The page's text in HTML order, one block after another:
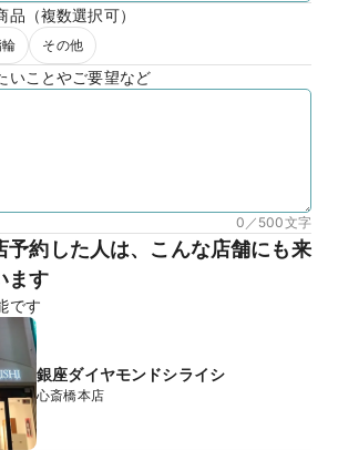
（複数選択可）
その他
いことやご要望など
0／500文字
予約した人は、こんな店舗にも来
ます
です
銀座ダイヤモンドシライシ
心斎橋本店